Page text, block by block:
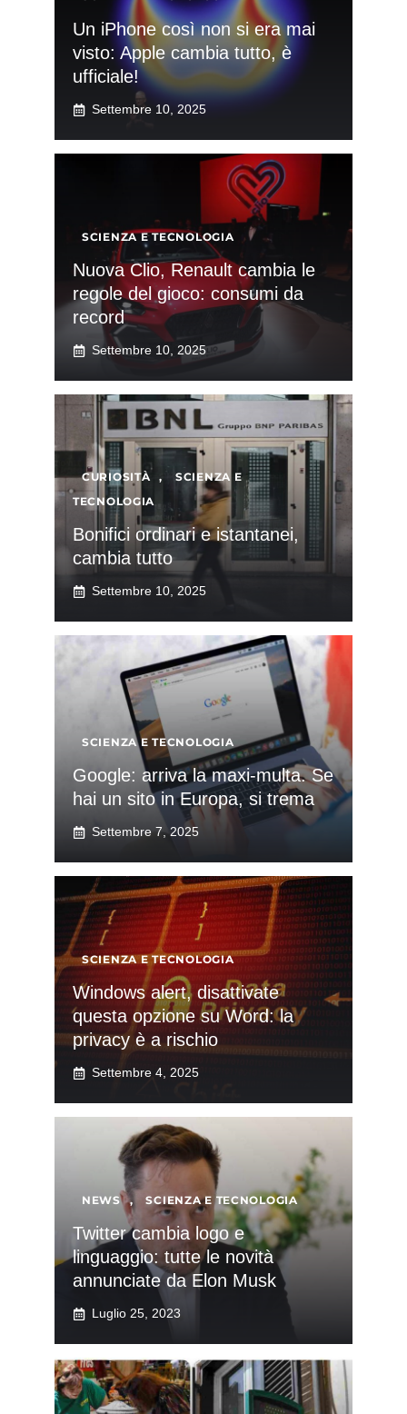
Un iPhone così non si era mai
visto: Apple cambia tutto, è
ufficiale!
Settembre 10, 2025
SCIENZA E TECNOLOGIA
Nuova Clio, Renault cambia le
regole del gioco: consumi da
record
Settembre 10, 2025
CURIOSITÀ ,
SCIENZA E
TECNOLOGIA
Bonifici ordinari e istantanei,
cambia tutto
Settembre 10, 2025
SCIENZA E TECNOLOGIA
Google: arriva la maxi-multa. Se
hai un sito in Europa, si trema
Settembre 7, 2025
SCIENZA E TECNOLOGIA
Windows alert, disattivate
questa opzione su Word: la
privacy è a rischio
Settembre 4, 2025
NEWS , SCIENZA E TECNOLOGIA
Twitter cambia logo e
linguaggio: tutte le novità
annunciate da Elon Musk
Luglio 25, 2023